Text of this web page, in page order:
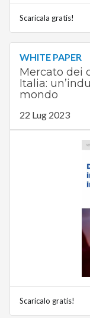
Scaricala gratis!
WHITE PAPER
Mercato dei
Italia:
mondo
22 Lug 2023
Scaricalo gratis!